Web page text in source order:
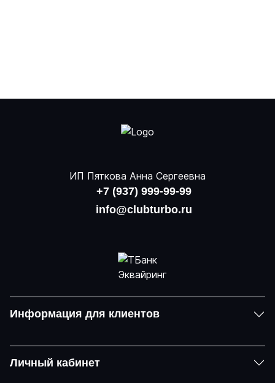
ИП Пяткова Анна Сергеевна
+7 (937) 999-99-99
info@clubturbo.ru
Информация для клиентов
Личный кабинет